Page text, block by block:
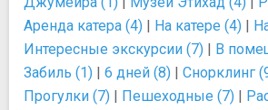
Аренда катера (4) | На катере (4) |
Интересные экскурсии (7) | В
Забиль (1) | 6 дней (8) | Снорклинг
Прогулки (7) | Пешеходные (7) |